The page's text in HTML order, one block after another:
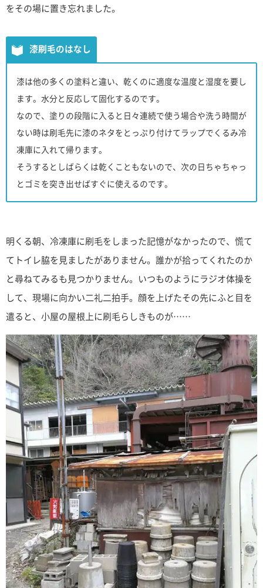
をその場に置き忘れました。
漆刷毛のはなし
漆は他の多くの塗料と違い、乾くのに適度な温度と湿度を要し
ます。水分と反応して固化するのです。
なので、塗りの段階に入ると日々連続で使う場合や洗う時間が
ない時は刷毛先に漆のネタをとっぷり付けてラップでくるみ冷
凍庫に入れて帰ります。
そうするとしばらくは乾くこともないので、次の日ちゃちゃっ
とゴミを突き出せばすぐに使えるのです。
明くる朝、冷凍庫に刷毛をしまった記憶がなかったので、慌て
てトイレ脇を見ましたがありません。誰かが拾ってくれたのか
と尋ねてみるも見つかりません。いつものようにラジオ体操を
して、現場に向かい二礼二拍手。顔を上げたその先にふと目を
遣ると、小屋の屋根上に刷毛らしきものが……